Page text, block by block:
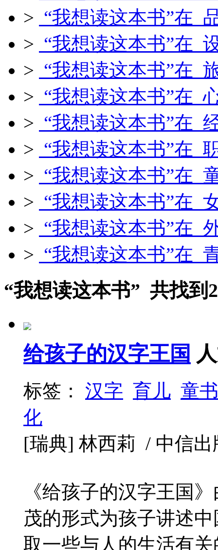
> “我想读这本书”在
> “我想读这本书”在
> “我想读这本书”在
> “我想读这本书”在
> “我想读这本书”在
> “我想读这本书”在
> “我想读这本书”在
> “我想读这本书”在
> “我想读这本书”在
> “我想读这本书”在
“我想读这本书” 共找到
给孩子的汉字王国
标签： 汉字 育儿 童书
化
[瑞典] 林西莉 / 中信
《给孩子的汉字王国
茂的形式为孩子讲述
取一些与人的生活有